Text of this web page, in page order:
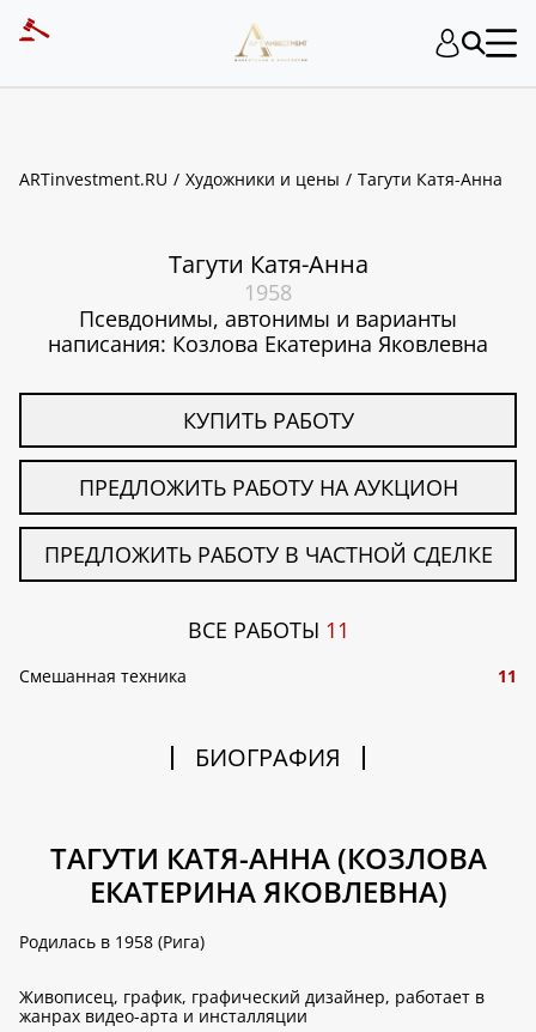
ARTinvestment.RU Художники и цены Тагути Катя-Анна
Тагути Катя-Анна
1958
Псевдонимы, автонимы и варианты
написания: Козлова Екатерина Яковлевна
КУПИТЬ РАБОТУ
ПРЕДЛОЖИТЬ РАБОТУ НА АУКЦИОН
ПРЕДЛОЖИТЬ РАБОТУ В ЧАСТНОЙ СДЕЛКЕ
ВСЕ РАБОТЫ 11
Смешанная техника 11
БИОГРАФИЯ
ТАГУТИ КАТЯ-АННА (КОЗЛОВА
ЕКАТЕРИНА ЯКОВЛЕВНА)
Родилась в 1958 (Рига)
Живописец, график, графический дизайнер, работает в
жанрах видео-арта и инсталляции